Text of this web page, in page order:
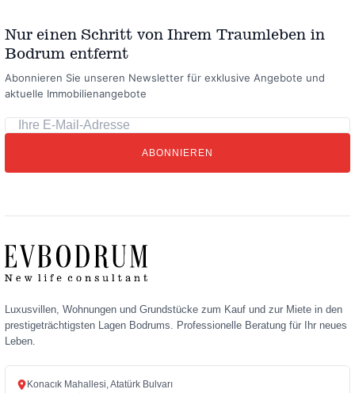
Nur einen Schritt von Ihrem Traumleben in
Bodrum entfernt
Abonnieren Sie unseren Newsletter für exklusive Angebote und
aktuelle Immobilienangebote
Ihre
E-
Adresse
ABONNIEREN
Luxusvillen, Wohnungen und Grundstücke zum Kauf und zur Miete in den
prestigeträchtigsten Lagen Bodrums. Professionelle Beratung für Ihr neues
Leben.
Konacık Mahallesi, Atatürk Bulvarı